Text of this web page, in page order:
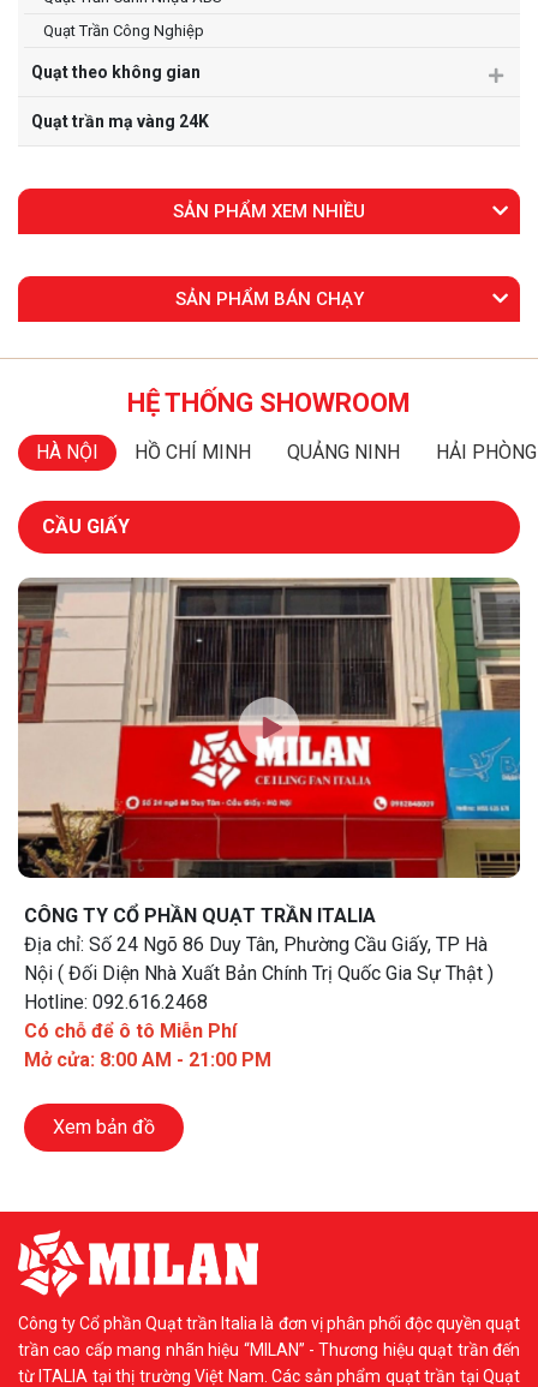
Quạt Trần Công Nghiệp
Quạt theo không gian
Quạt trần mạ vàng 24K
SẢN PHẨM XEM NHIỀU
SẢN PHẨM BÁN CHẠY
HỆ THỐNG SHOWROOM
HÀ NỘI HỒ CHÍ MINH QUẢNG NINH HẢI PHÒNG
CẦU GIẤY
CÔNG TY CỔ PHẦN QUẠT TRẦN ITALIA
Địa chỉ: Số 24 Ngõ 86 Duy Tân, Phường Cầu Giấy, TP Hà
Nội ( Đối Diện Nhà Xuất Bản Chính Trị Quốc Gia Sự Thật )
Hotline: 092.616.2468
Có chỗ để ô tô Miễn Phí
Mở cửa: 8:00 AM - 21:00 PM
Xem bản đồ
Công ty Cổ phần Quạt trần Italia là đơn vị phân phối độc quyền quạt
trần cao cấp mang nhãn hiệu “MILAN” - Thương hiệu quạt trần đến
từ ITALIA tại thị trường Việt Nam. Các sản phẩm quạt trần tại Quạt